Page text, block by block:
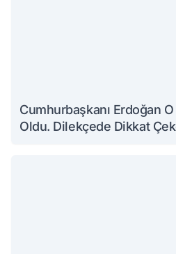
Cumhurbaşkanı Erdoğan
Oldu. Dilekçede Dikkat